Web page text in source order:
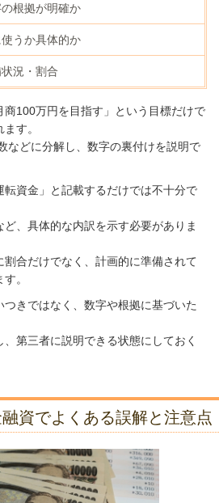
根拠が明確か
うか具体的か
況・割合
100万円を目指す」という目標だけで
す。
などに分解し、数字の裏付けを説明で
転資金」と記載するだけでは不十分で
、具体的な内訳を示す必要がありま
割合だけでなく、計画的に準備されて
。
きではなく、数字や根拠に基づいた
第三者に説明できる状態にしておく
資でよくある誤解と注意点